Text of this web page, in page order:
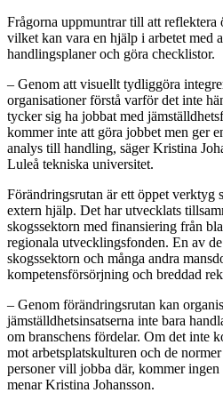
Frågorna uppmuntrar till att reflektera
vilket kan vara en hjälp i arbetet med
handlingsplaner och göra checklistor.
– Genom att visuellt tydliggöra
organisationer förstå varför det inte
tycker sig ha jobbat med
kommer inte att göra jobbet men ger
analys till handling, säger Kristina
Luleå tekniska universitet.
Förändringsrutan är ett öppet verktyg
extern hjälp. Det har utvecklats
skogssektorn med finansiering från
regionala utvecklingsfonden. En av
skogssektorn och många andra
kompetensförsörjning och breddad
– Genom förändringsrutan kan
jämställdhetsinsatserna inte bara
om branschens fördelar. Om det inte
mot arbetsplatskulturen och de
personer vill jobba där, kommer
menar Kristina Johansson.